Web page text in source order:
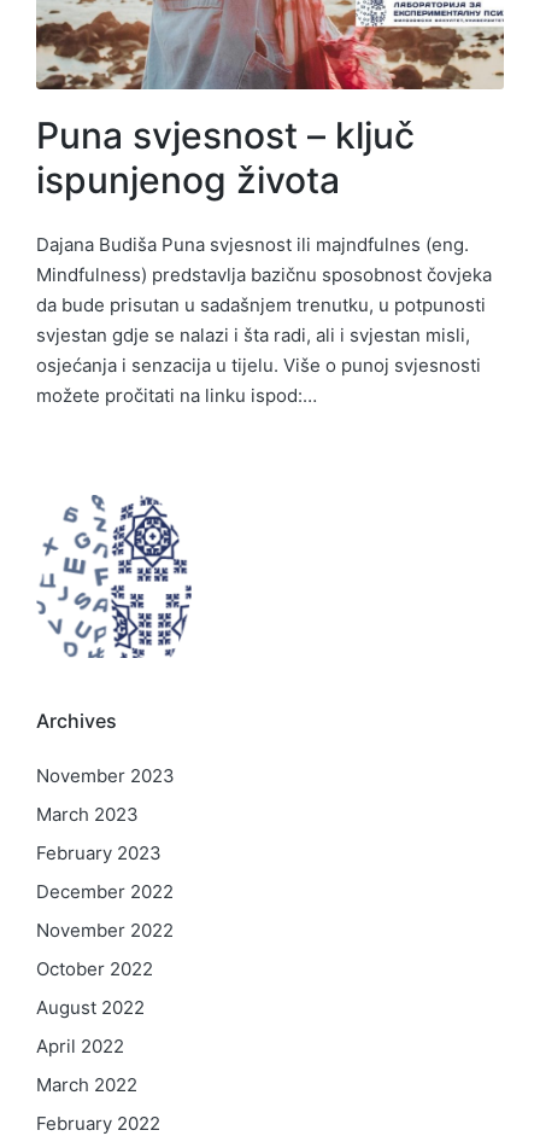
Puna svjesnost – ključ
ispunjenog života
Dajana Budiša Puna svjesnost ili majndfulnes (eng.
Mindfulness) predstavlja bazičnu sposobnost čovjeka
da bude prisutan u sadašnjem trenutku, u potpunosti
svjestan gdje se nalazi i šta radi, ali i svjestan misli,
osjećanja i senzacija u tijelu. Više o punoj svjesnosti
možete pročitati na linku ispod:…
Archives
November 2023
March 2023
February 2023
December 2022
November 2022
October 2022
August 2022
April 2022
March 2022
February 2022